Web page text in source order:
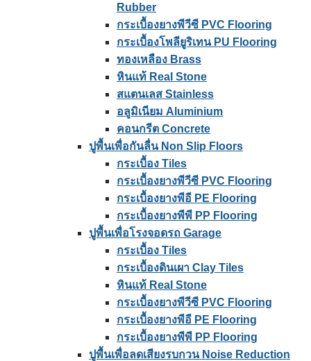
Rubber
กระเบื้องยางพีวีซี PVC Flooring
กระเบื้องโพลียูริเทน PU Flooring
ทองเหลือง Brass
หินแท้ Real Stone
สแตนเลส Stainless
อลูมิเนียม Aluminium
คอนกรีต Concrete
ปูพื้นเพื่อกันลื่น Non Slip Floors
กระเบื้อง Tiles
กระเบื้องยางพีวีซี PVC Flooring
กระเบื้องยางพีอี PE Flooring
กระเบื้องยางพีพี PP Flooring
ปูพื้นเพื่อโรงจอดรถ Garage
กระเบื้อง Tiles
กระเบื้องดินเผา Clay Tiles
หินแท้ Real Stone
กระเบื้องยางพีวีซี PVC Flooring
กระเบื้องยางพีอี PE Flooring
กระเบื้องยางพีพี PP Flooring
ปูพื้นเพื่อลดเสียงรบกวน Noise Reduction